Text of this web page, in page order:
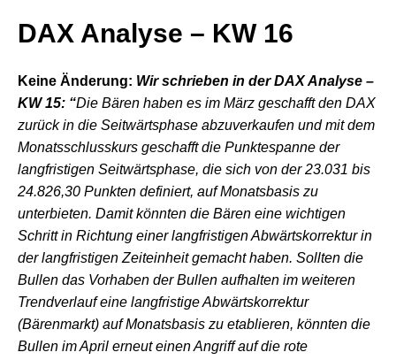
DAX Analyse – KW 16
Keine Änderung: Wir schrieben in der DAX Analyse –
KW 15: “Die Bären haben es im März geschafft den DAX
zurück in die Seitwärtsphase abzuverkaufen und mit dem
Monatsschlusskurs geschafft die Punktespanne der
langfristigen Seitwärtsphase, die sich von der 23.031 bis
24.826,30 Punkten definiert, auf Monatsbasis zu
unterbieten. Damit könnten die Bären eine wichtigen
Schritt in Richtung einer langfristigen Abwärtskorrektur in
der langfristigen Zeiteinheit gemacht haben. Sollten die
Bullen das Vorhaben der Bullen aufhalten im weiteren
Trendverlauf eine langfristige Abwärtskorrektur
(Bärenmarkt) auf Monatsbasis zu etablieren, könnten die
Bullen im April erneut einen Angriff auf die rote